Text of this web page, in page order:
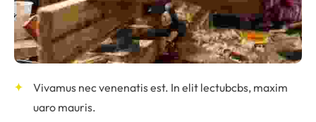
Vivamus nec venenatis est. In elit lectubcbs, maxim
uaro mauris.